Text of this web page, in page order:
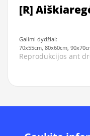
[R]
Galimi dydžiai:
70x55cm, 80x60cm,
Reprodukcijos ant